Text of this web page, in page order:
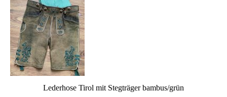
Lederhose Tirol mit Stegträger bambus/grün